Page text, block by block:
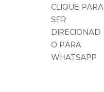
CLIQUE PARA
SER
DIRECIONAD
O PARA
WHATSAPP